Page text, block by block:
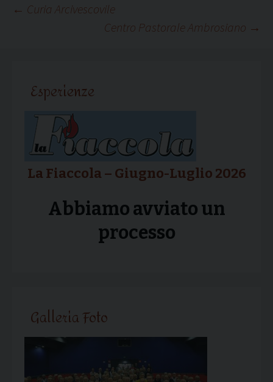
Navigazione
← Curia Arcivescovile
Centro Pastorale Ambrosiano →
Esperienze
La Fiaccola – Giugno-Luglio 2026
Abbiamo avviato un
processo
Galleria Foto